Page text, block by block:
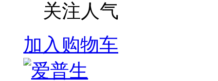
关注人气
加入购物车